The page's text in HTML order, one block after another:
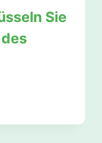
Sie